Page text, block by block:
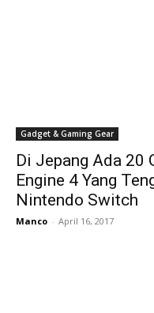
Gadget & Gaming Gear
Di Jepang Ada 20
Engine 4 Yang
Nintendo Switch
Manco - April 16, 2017